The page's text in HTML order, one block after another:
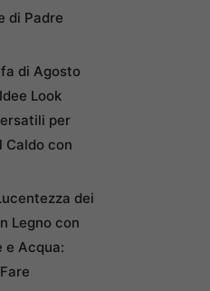
di Padre
di Agosto
Look
per
con
dei
Legno con
e Acqua: